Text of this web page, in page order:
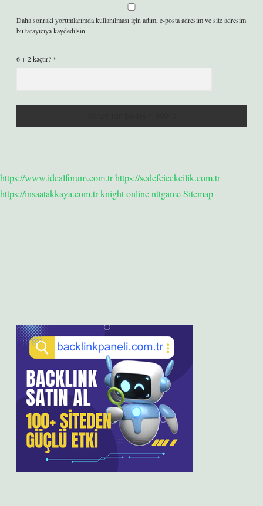
Daha sonraki yorumlarımda kullanılması için adım, e-posta adresim ve site adresim
bu tarayıcıya kaydedilsin.
6 + 2 kaçtır? *
https://www.idealforum.com.trhttps://sedefcicekcilik.com.tr
https://insaatakkaya.com.trknight onlinenttgameSitemap